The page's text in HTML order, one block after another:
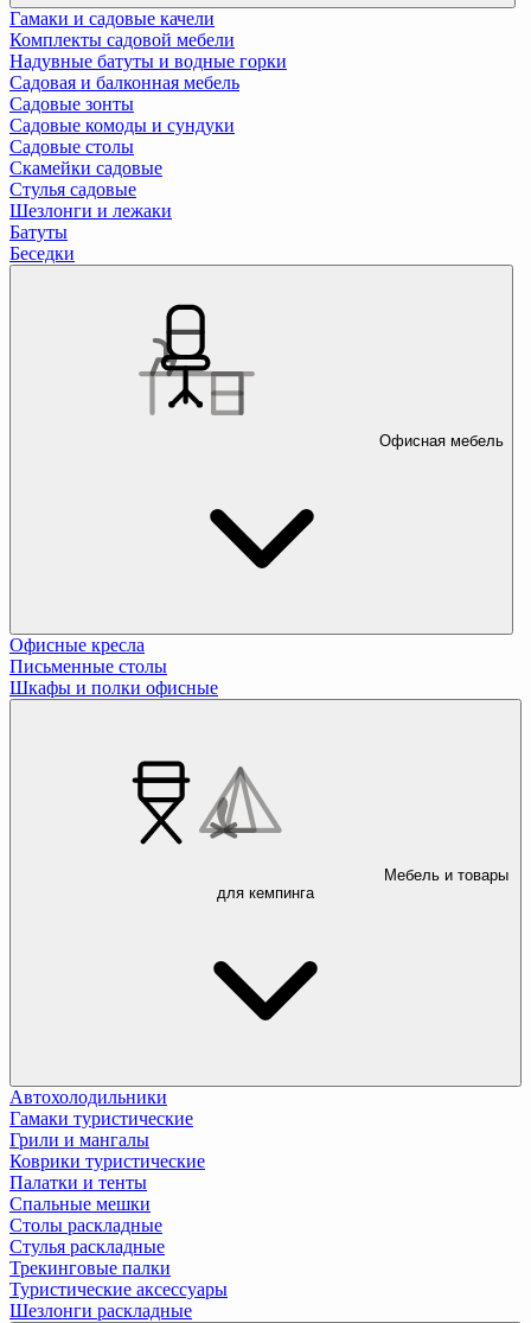
Гамаки и садовые качели
Комплекты садовой мебели
Надувные батуты и водные горки
Садовая и балконная мебель
Садовые зонты
Садовые комоды и сундуки
Садовые столы
Скамейки садовые
Стулья садовые
Шезлонги и лежаки
Батуты
Беседки
Офисная мебель
Офисные кресла
Письменные столы
Шкафы и полки офисные
Мебель и товары
для кемпинга
Автохолодильники
Гамаки туристические
Грили и мангалы
Коврики туристические
Палатки и тенты
Спальные мешки
Столы раскладные
Стулья раскладные
Трекинговые палки
Туристические аксессуары
Шезлонги раскладные